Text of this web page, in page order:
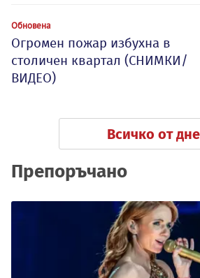
Обновена
Огромен пожар избухна в
столичен квартал (СНИМКИ/
ВИДЕО)
Всичко от
Препоръчано